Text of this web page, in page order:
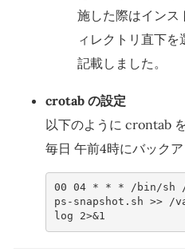
施した際はインス
ィレクトリ直下
記載しました。
crotab の設定
以下のように crontab
毎日 午前4時にバックア
00 04 * * * /bin/sh /
ps-snapshot.sh >> /
log 2>&1